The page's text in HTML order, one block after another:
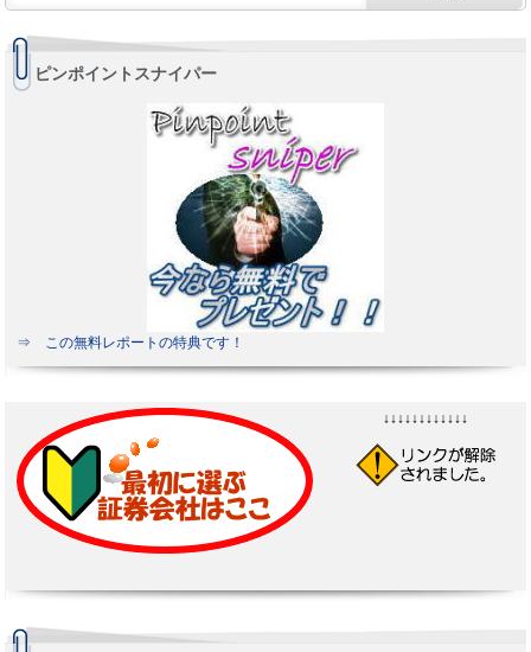
ピンポイントスナイパー
⇒ この無料レポートの特典です！
↓↓↓↓↓↓↓↓↓↓↓↓